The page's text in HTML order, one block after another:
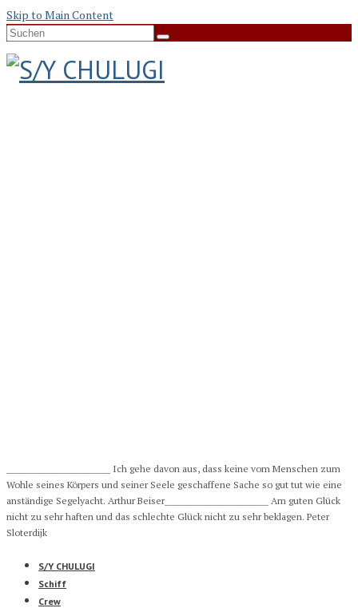
Skip to Main Content
Suche
__________________________ Ich gehe davon aus, dass keine vom Menschen zum
Wohle seines Körpers und seiner Seele geschaffene Sache so gut tut wie eine
anständige Segelyacht. Arthur Beiser__________________________ Am guten Glück
nicht zu sehr haften und das schlechte Glück nicht zu sehr beklagen. Peter
Sloterdijk
S/Y CHULUGI
Schiff
Crew